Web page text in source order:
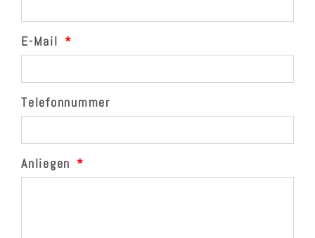
E-Mail
Telefonnummer
Anliegen